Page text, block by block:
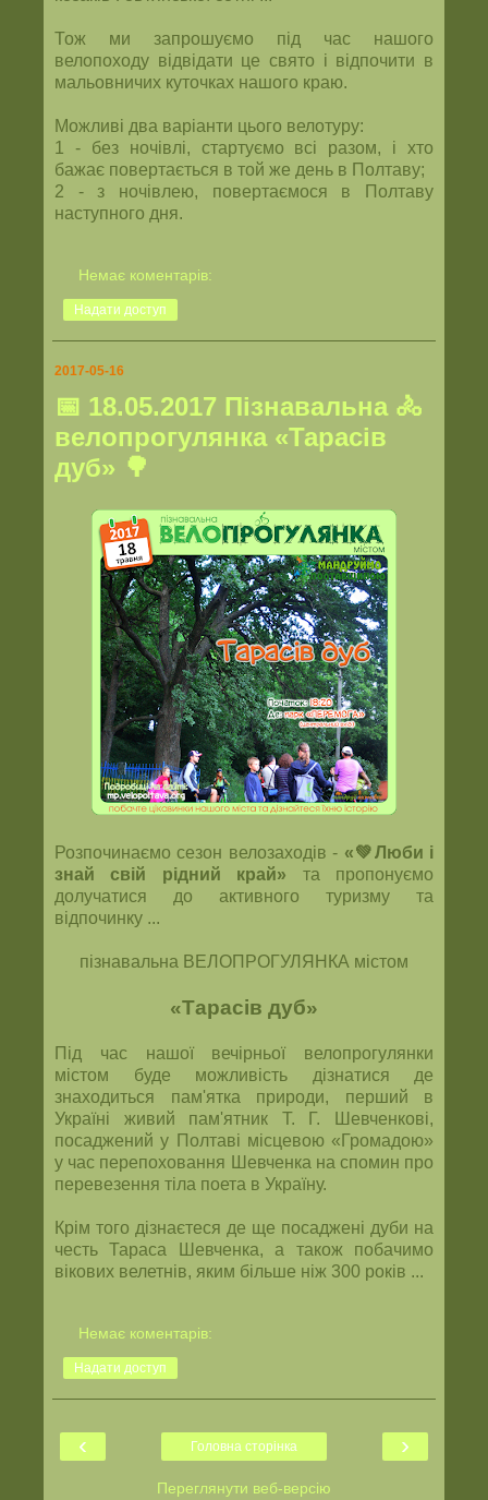
Тож ми запрошуємо під час нашого
велопоходу відвідати це свято і відпочити в
мальовничих куточках нашого краю.
Можливі два варіанти цього велотуру:
1 - без ночівлі, стартуємо всі разом, і хто
бажає повертається в той же день в Полтаву;
2 - з ночівлею, повертаємося в Полтаву
наступного дня.
Немає коментарів:
Надати доступ
2017-05-16
📅 18.05.2017 Пізнавальна 🚴
велопрогулянка «Тарасів
дуб» 🌳
Розпочинаємо сезон велозаходів - «💚Люби і
знай свій рідний край» та пропонуємо
долучатися до активного туризму та
відпочинку ...
пізнавальна ВЕЛОПРОГУЛЯНКА містом
«Тарасів дуб»
Під час нашої вечірньої велопрогулянки
містом буде можливість дізнатися де
знаходиться пам'ятка природи, перший в
Україні живий пам'ятник Т. Г. Шевченкові,
посаджений у Полтаві місцевою «Громадою»
у час перепоховання Шевченка на спомин про
перевезення тіла поета в Україну.
Крім того дізнаєтеся де ще посаджені дуби на
честь Тараса Шевченка, а також побачимо
вікових велетнів, яким більше ніж 300 років ...
Немає коментарів:
Надати доступ
‹ ›
Головна сторінка
Переглянути веб-версію